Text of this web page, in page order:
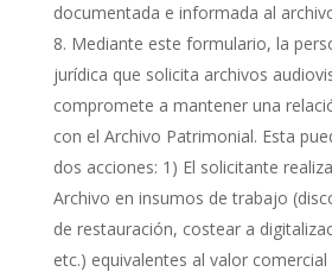
documentada e informada al
Mediante este formulario, la
jurídica que solicita archivos
compromete a mantener una
con el Archivo Patrimonial. Esta
dos acciones: 1) El solicitante
Archivo en insumos de trabajo
de restauración, costear a
etc.) equivalentes al valor